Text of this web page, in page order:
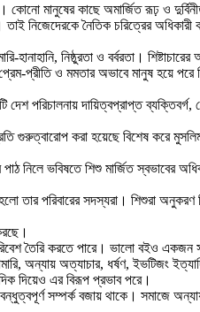
কোনাে মানুষের কাছে অমার্জিত রূঢ় ও
নিজেদেরকে নৈতিক চরিত্রের
হানাহানি, নিষ্ঠুরতা ও বর্বরতা।
ও মমতার অভাবে মানুষ হয়ে পরে
পরিচালনায় দায়িত্বপ্রাপ্ত ব্যক্তিবর্গ,
গুরুত্বারোপ করা হয়েছে বিশেষ করে
নিলে ভবিষতে শিশু মার্জিত স্বভাবের
পরিবারের সদস্যরা। শিশুরা অনুকরণ
তৈরি করতে পারে। ভালো বইও একজন
অন্যায় অত্যাচার, ধর্ষণ, ইভটিজং
দিয়েও এর বিরূপ প্রভাব পরে।
সম্পর্ক বজায় থাকে। সমাজে